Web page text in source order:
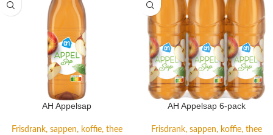
AH Appelsap
Frisdrank, sappen, koffie, thee
AH Appelsap 6-pack
Frisdrank, sappen, koffie, thee